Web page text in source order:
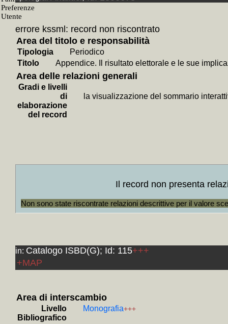
+Carte
+
+
+Un
errore kssml: record non riscontrato
Area del titolo e responsabilità
Tipologia
Periodico
Titolo
Appendice. Il risultato elettorale e le sue
Area delle relazioni generali
Gradi e livelli
di
elaborazione
del record
la visualizzazione del sommario
Il record non presenta
Non sono state riscontrate relazioni descrittive per il valore
in: Catalogo ISBD(G); Id: 115+++
+MAP
Area di interscambio
Livello
Bibliografico
Monografia+++